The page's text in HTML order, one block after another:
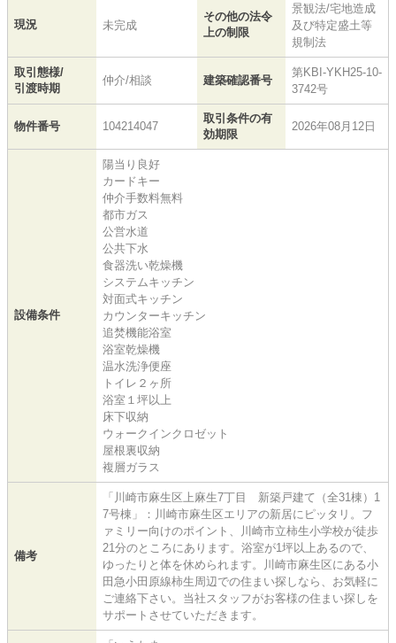
現況 未完成
その他の法令
上の制限
景観法/宅地造成
及び特定盛土等
規制法
取引態様/
引渡時期
仲介/相談 建築確認番号
第KBI-YKH25-10-
3742号
物件番号 104214047
取引条件の有
効期限
2026年08月12日
設備条件
陽当り良好
カードキー
仲介手数料無料
都市ガス
公営水道
公共下水
食器洗い乾燥機
システムキッチン
対面式キッチン
カウンターキッチン
追焚機能浴室
浴室乾燥機
温水洗浄便座
トイレ２ヶ所
浴室１坪以上
床下収納
ウォークインクロゼット
屋根裏収納
複層ガラス
備考
「川崎市麻生区上麻生7丁目 新築戸建て（全31棟）1
7号棟」：川崎市麻生区エリアの新居にピッタリ。フ
ァミリー向けのポイント、川崎市立柿生小学校が徒歩
21分のところにあります。浴室が1坪以上あるので、
ゆったりと体を休められます。川崎市麻生区にある小
田急小田原線柿生周辺での住まい探しなら、お気軽に
ご連絡下さい。当社スタッフがお客様の住まい探しを
サポートさせていただきます。